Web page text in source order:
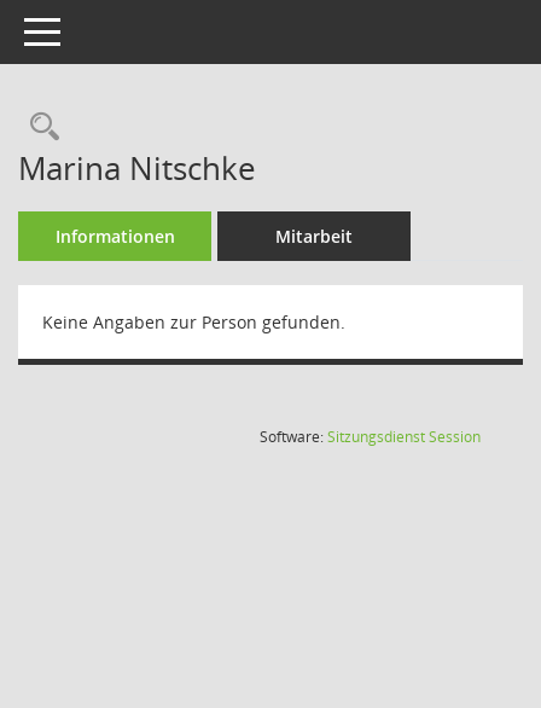
Toggle navigation
Rechercheauswahl
Marina Nitschke
Informationen Mitarbeit
Keine Angaben zur Person gefunden.
Software:SitzungsdienstSession(Wird in